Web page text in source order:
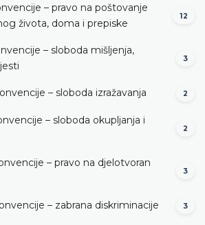
– pravo na poštovanje
života, doma i prepiske
12
– sloboda mišljenja,
3
– sloboda izražavanja 2
– sloboda okupljanja i
2
– pravo na djelotvoran
3
– zabrana diskriminacije 3